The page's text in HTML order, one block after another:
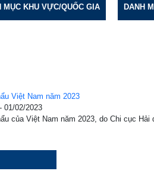
MỤC KHU VỰC/QUỐC GIA DANH
Việt Nam năm 2023
02/2023
của Việt Nam năm 2023, do Chi cục Hải